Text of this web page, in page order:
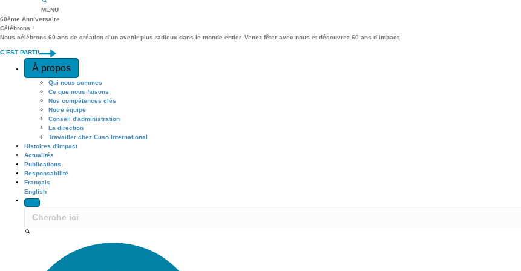
MENU
60ème Anniversaire
Célébrons !
Nous célébrons 60 ans de création d’un avenir plus radieux dans le monde entier. Venez fêter avec nous et découvrez 60 ans d’impact.
C’EST PARTI!
Quick Access
À propos
Qui nous sommes
Ce que nous faisons
Nos compétences clés
Notre équipe
Conseil d'administration
La direction
Travailler chez Cuso International
Histoires d'impact
Actualités
Publications
Responsabilité
Français
English
Site Navigation